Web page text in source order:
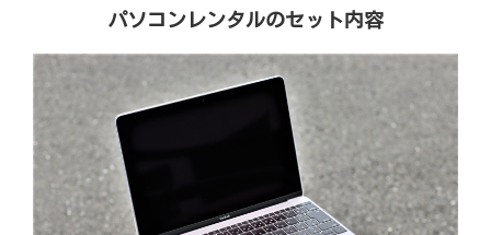
パソコンレンタルのセット内容